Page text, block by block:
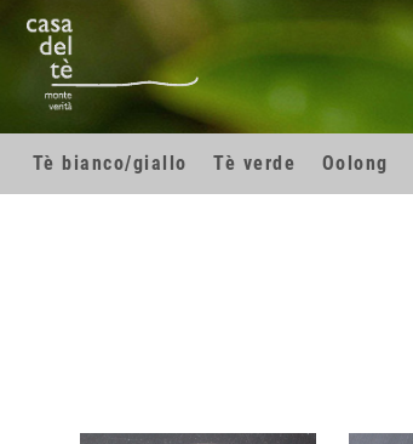
Skip to main content
Skip to page footer
Tè bianco/giallo Tè verde Oolong